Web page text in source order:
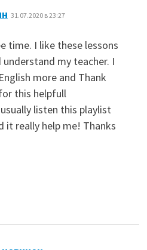
31.07.2020 в 23:27
time. I like these lessons
my teacher. I
more and Thank
this helpfull
listen this playlist
it really help me! Thanks